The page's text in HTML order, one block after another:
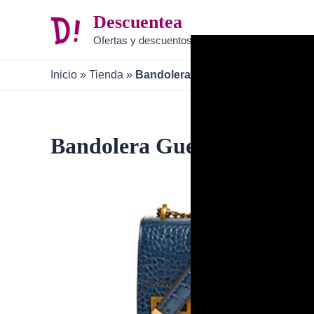
Descuentea
Ofertas y descuentos
Inicio » Tienda » Bandolera Guess B09TVPQZH9
Bandolera Guess